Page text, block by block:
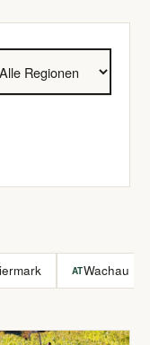
ATWachau